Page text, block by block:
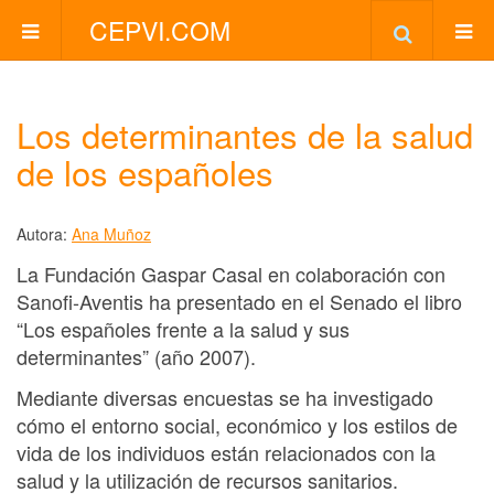
CEPVI.COM
Los determinantes de la salud
de los españoles
Autora: Ana Muñoz
La Fundación Gaspar Casal en colaboración con
Sanofi-Aventis ha presentado en el Senado el libro
“Los españoles frente a la salud y sus
determinantes” (año 2007).
Mediante diversas encuestas se ha investigado
cómo el entorno social, económico y los estilos de
vida de los individuos están relacionados con la
salud y la utilización de recursos sanitarios.